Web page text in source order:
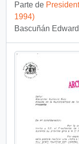
Parte de
1994)
Bascuñán